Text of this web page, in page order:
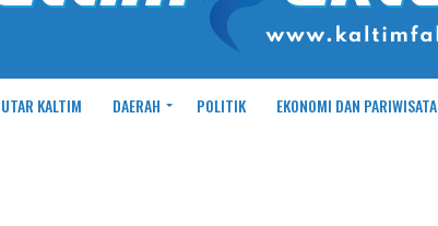
KALTIM DAERAH POLITIK EKONOMI DAN PARIWISATA